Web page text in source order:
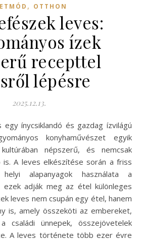
, OTTHON
leves:
ízek
recepttel
lépésre
2025.12.13.
konyhaművészet egyik
népszerű, és nemcsak
is. A leves elkészítése során a friss
alapanyagok használata a
ezek adják meg az étel különleges
leves nem csupán egy étel, hanem
is, amely összeköti az embereket,
családi ünnepek, összejövetelek
A leves története több ezer évre